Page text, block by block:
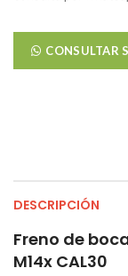
CONSULTAR
DESCRIPCIÓN
Freno de
M14x CAL30